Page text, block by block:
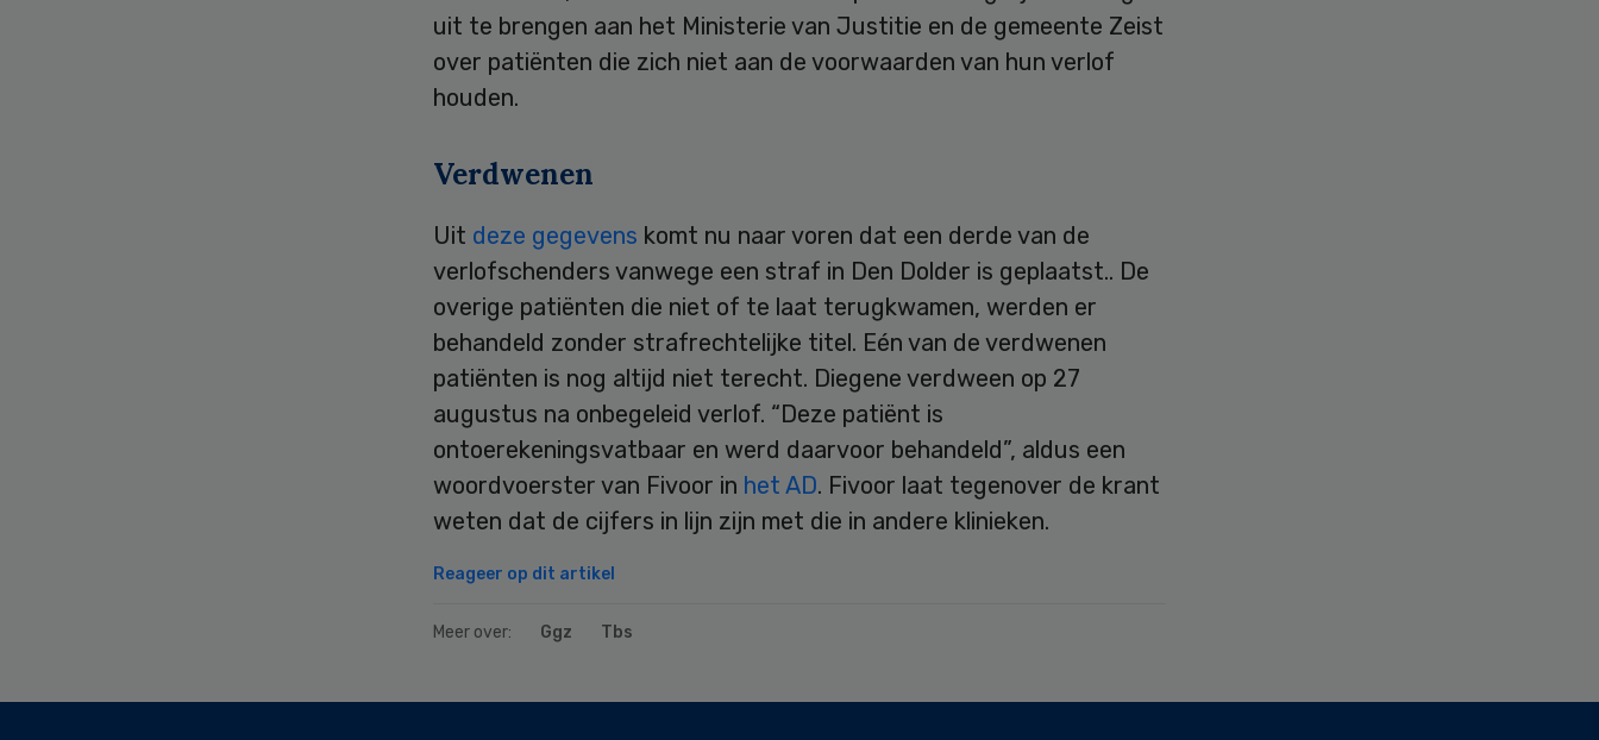
uit te brengen aan het Ministerie van Justitie en de gemeente Zeist
over patiënten die zich niet aan de voorwaarden van hun verlof
houden.
Verdwenen
Uit deze gegevens komt nu naar voren dat een derde van de
verlofschenders vanwege een straf in Den Dolder is geplaatst.. De
overige patiënten die niet of te laat terugkwamen, werden er
behandeld zonder strafrechtelijke titel. Eén van de verdwenen
patiënten is nog altijd niet terecht. Diegene verdween op 27
augustus na onbegeleid verlof. “Deze patiënt is
ontoerekeningsvatbaar en werd daarvoor behandeld”, aldus een
woordvoerster van Fivoor in het AD. Fivoor laat tegenover de krant
weten dat de cijfers in lijn zijn met die in andere klinieken.
Reageer op dit artikel
Meer over: Ggz Tbs